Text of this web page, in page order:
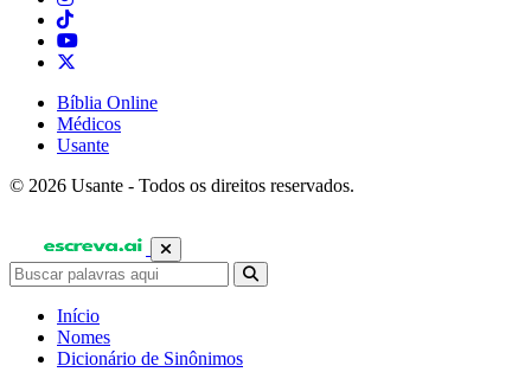
Bíblia Online
Médicos
Usante
© 2026 Usante - Todos os direitos reservados.
Início
Nomes
Dicionário de Sinônimos